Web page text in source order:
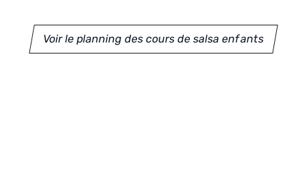
Voir le planning des cours de salsa enfants